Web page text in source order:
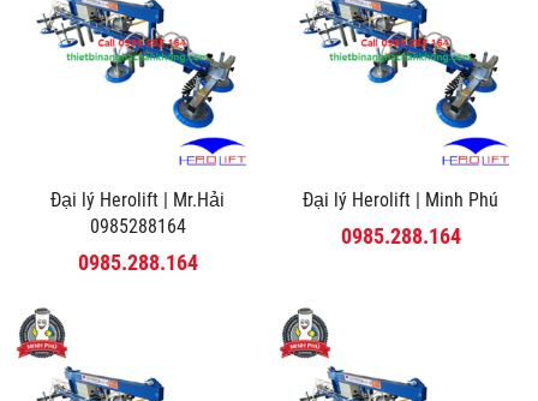
Đại lý Herolift | Mr.Hải
0985288164
0985.288.164
Đại lý Herolift | Minh Phú
0985.288.164